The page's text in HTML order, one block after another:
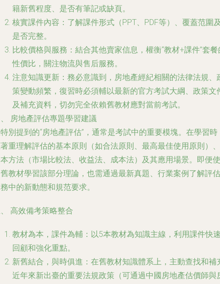
籍新舊程度、是否有筆記或缺頁。
核實課件內容：了解課件形式（PPT、PDF等）、覆蓋范圍
是否完整。
比較價格與服務：結合其他賣家信息，權衡“教材+課件”套餐
性價比，關注物流與售后服務。
注意知識更新：務必意識到，房地產經紀相關的法律法規、
策變動頻繁，復習時必須輔以最新的官方考試大綱、政策文
及補充資料，切勿完全依賴舊教材應對當前考試。
房地產評估專題學習建議
別提到的“房地產評估”，通常是考試中的重要模塊。在學習時
重理解評估的基本原則（如合法原則、最高最佳使用原則）、
方法（市場比較法、收益法、成本法）及其應用場景。即便使
教材學習該部分理論，也需通過最新真題、行業案例了解評估
中的新動態和規范要求。
高效備考策略整合
教材為本，課件為輔 ：以5本教材為知識主線，利用課件快
回顧和強化重點。
新舊結合，與時俱進 ：在舊教材知識體系上，主動查找和補
近年來新出臺的重要法規政策（可通過中國房地產估價師與